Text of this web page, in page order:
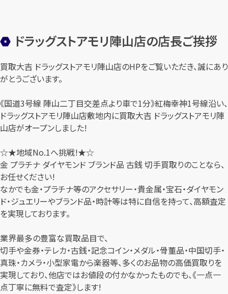
ドラッグストアモリ陣山店の店長ご挨拶
買取大吉 ドラッグストアモリ陣山店のHPをご覧いただき、誠にあり
がとうございます。
《国道3号線 陣山二丁目交差点より車で1分》紅梅幸神1号線沿い、
ドラッグストアモリ陣山店敷地内に買取大吉 ドラッグストアモリ陣
山店がオープンしました!
☆★地域No.1へ挑戦!★☆
金 プラチナ ダイヤモンド ブランド品 古銭 切手買取りのことなら、
お任せください!
なかでも金・プラチナ等のアクセサリー・貴金属・宝石・ダイヤモン
ド・ジュエリーやブランド品・時計等は特に自信を持って、高額査定
を実現しております。
業界最多の豊富な買取品目で、
切手や金券・テレカ・古銭・記念コイン・メダル・骨董品・中国切手・
真珠・カメラ・小型家電から楽器等、多くのお品物の高価買取りを
実現しており、他店ではお値段の付かなかったものでも、《一点一
点丁寧に無料で査定》します!